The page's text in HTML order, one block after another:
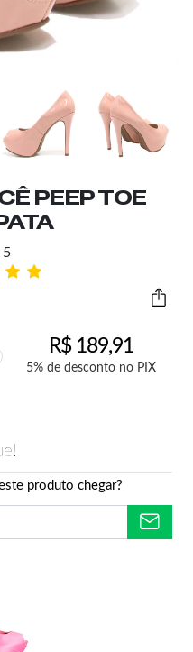
PEEP TOE
5
R$189,91
5% de desconto no PIX
produto chegar?